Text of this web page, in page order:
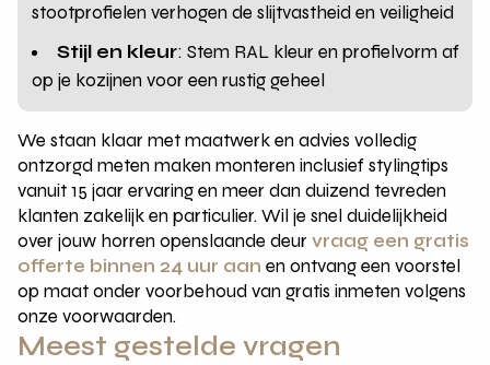
stootprofielen verhogen de slijtvastheid en veiligheid
Stijl en kleur: Stem RAL kleur en profielvorm af
op je kozijnen voor een rustig geheel
We staan klaar met maatwerk en advies volledig
ontzorgd meten maken monteren inclusief stylingtips
vanuit 15 jaar ervaring en meer dan duizend tevreden
klanten zakelijk en particulier. Wil je snel duidelijkheid
over jouw horren openslaande deurvraag een gratis
offerte binnen 24 uur aan en ontvang een voorstel
op maat onder voorbehoud van gratis inmeten volgens
onze voorwaarden.
Meest gestelde vragen